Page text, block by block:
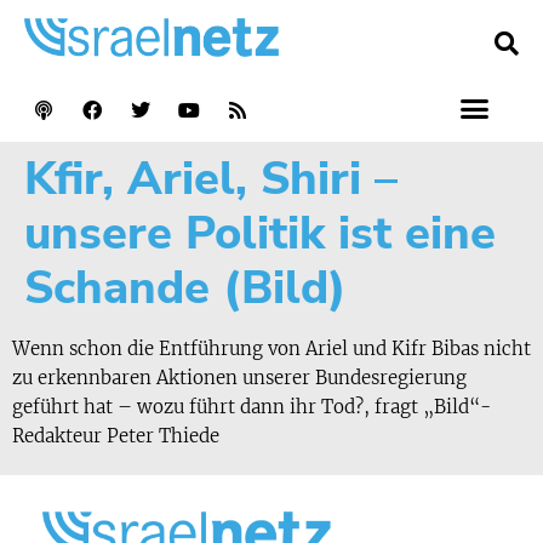
Kfir, Ariel, Shiri –
unsere Politik ist eine
Schande (Bild)
Wenn schon die Entführung von Ariel und Kifr Bibas nicht
zu erkennbaren Aktionen unserer Bundesregierung
geführt hat – wozu führt dann ihr Tod?, fragt „Bild“-
Redakteur Peter Thiede